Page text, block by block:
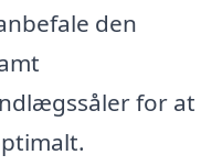
den
for at